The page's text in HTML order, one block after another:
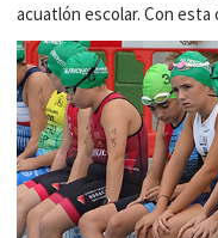
acuatlón escolar. Con